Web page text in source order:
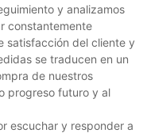
y analizamos
constantemente
satisfacción del cliente y
se traducen en un
de nuestros
progreso futuro y al
escuchar y responder a